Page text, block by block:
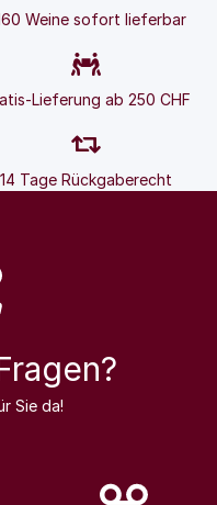
Weine sofort lieferbar
Lieferung ab 250 CHF
14 Tage Rückgaberecht
Sie da!